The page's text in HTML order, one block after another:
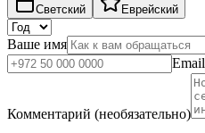
Светский Еврейский
Ваше имя
Email
Комментарий (необязательно)